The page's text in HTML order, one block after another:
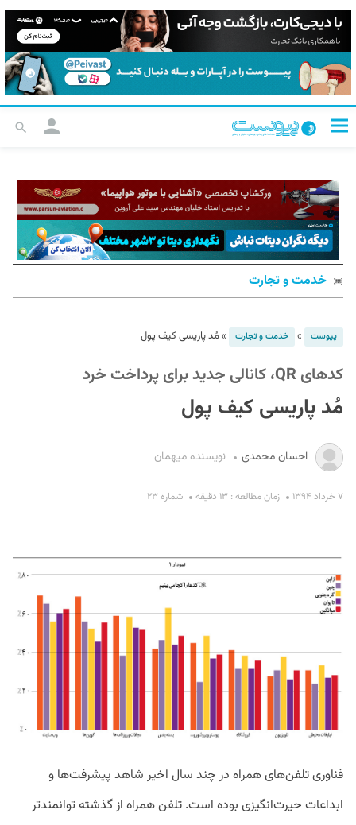
خدمت و تجارت
پیوست » خدمت و تجارت »مُد پاریسی کیف‌‍ پول
کدهای QR، کانالی جدید برای پرداخت خرد
مُد پاریسی کیف‌‍ پول
احسان محمدی نویسنده میهمان
۷ خرداد ۱۳۹۴ زمان مطالعه : ۱۳ دقیقه شماره ۲۳
فناوری تلفن‌های همراه در چند سال اخیر شاهد پیشرفت‌ها و
ابداعات حیرت‌انگیزی بوده است. تلفن همراه از گذشته توانمندتر